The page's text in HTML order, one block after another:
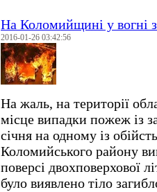
На Коломийщині у вогні
2016-01-26 03:42:56
На жаль, на території
місце випадки пожеж із
січня на одному із
Коломийського району
поверсі двохповерхової
було виявлено тіло